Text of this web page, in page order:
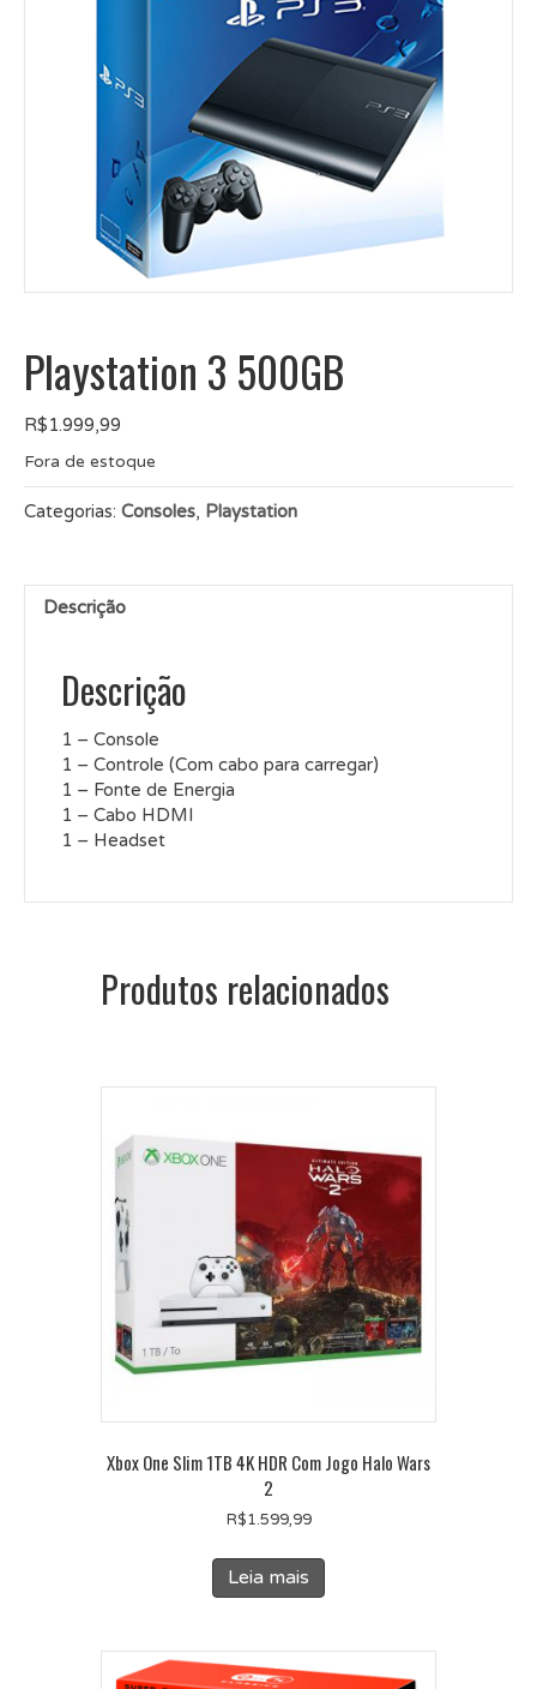
Playstation 3 500GB
R$1.999,99
Fora de estoque
Categorias: Consoles, Playstation
Descrição
Descrição
1 – Console
1 – Controle (Com cabo para carregar)
1 – Fonte de Energia
1 – Cabo HDMI
1 – Headset
Produtos relacionados
Xbox One Slim 1TB 4K HDR Com Jogo Halo Wars
2
R$1.599,99
Leia mais